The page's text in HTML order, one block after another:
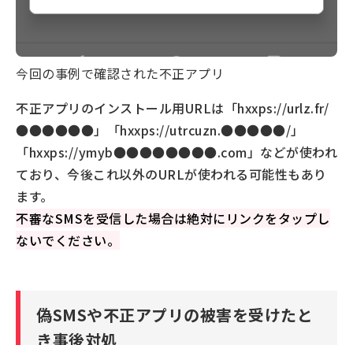
今回の事例で確認された不正アプリ
不正アプリのインストール用URLは「hxxps://urlz.fr/
●●●●●●」「hxxps://utrcuzn.●●●●●/」
「hxxps://ymyb●●●●●●●●.com」などが使われ
ており、今後これ以外のURLが使われる可能性もあり
ます。
不審なSMSを受信した場合は絶対にリンクをタップし
ないでください。
偽SMSや不正アプリの被害を受けたと
き事後対処